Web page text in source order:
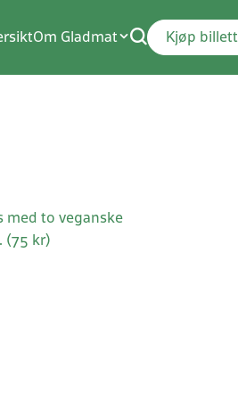
Om Gladmat Kjøp billett
med to veganske
(75 kr)